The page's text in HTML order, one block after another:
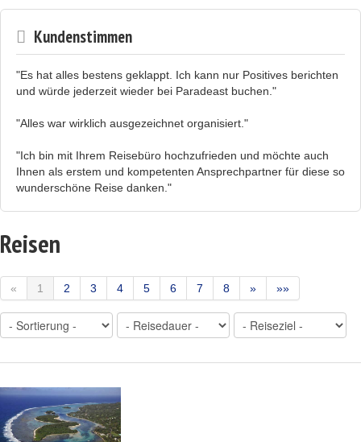
Kundenstimmen
"Es hat alles bestens geklappt. Ich kann nur Positives berichten
und würde jederzeit wieder bei Paradeast buchen."
"Alles war wirklich ausgezeichnet organisiert."
"Ich bin mit Ihrem Reisebüro hochzufrieden und möchte auch
Ihnen als erstem und kompetenten Ansprechpartner für diese so
wunderschöne Reise danken."
Reisen
« 1 2 3 4 5 6 7 8 » »»